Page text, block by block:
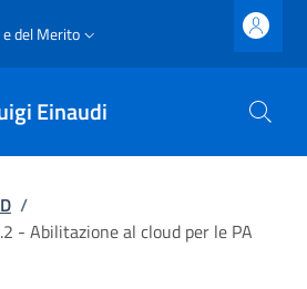
del Merito
Einaudi
/
- Abilitazione al cloud per le PA